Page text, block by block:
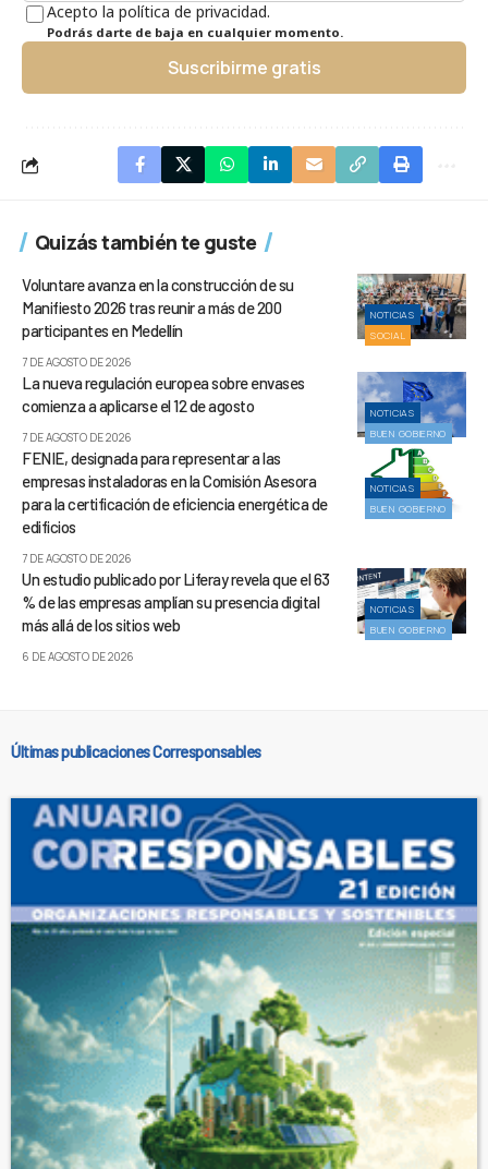
Acepto la política de privacidad.
Podrás darte de baja en cualquier momento.
Suscribirme gratis
Quizás también te guste
NOTICIAS
SOCIAL
Voluntare avanza en la construcción de su
Manifiesto 2026 tras reunir a más de 200
participantes en Medellín
7 DE AGOSTO DE 2026
NOTICIAS
BUEN GOBIERNO
La nueva regulación europea sobre envases
comienza a aplicarse el 12 de agosto
7 DE AGOSTO DE 2026
NOTICIAS
BUEN GOBIERNO
FENIE, designada para representar a las
empresas instaladoras en la Comisión Asesora
para la certificación de eficiencia energética de
edificios
7 DE AGOSTO DE 2026
NOTICIAS
BUEN GOBIERNO
Un estudio publicado por Liferay revela que el 63
% de las empresas amplían su presencia digital
más allá de los sitios web
6 DE AGOSTO DE 2026
Últimas publicaciones Corresponsables